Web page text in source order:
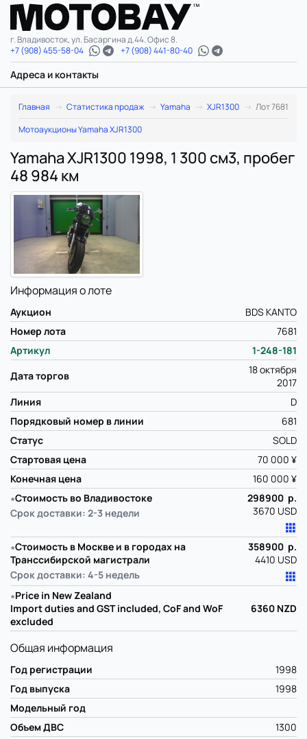
г. Владивосток, ул. Басаргина д.44. Офис 8.
+7 (908) 455-58-04
+7 (908) 441-80-40
Адреса и контакты
Главная Статистика продаж Yamaha XJR1300
Лот 7681
Мотоаукционы Yamaha XJR1300
Yamaha XJR1300 1998, 1 300 см3, пробег
48 984 км
Информация о лоте
Аукцион
BDS KANTO
Номер лота
7681
Артикул
1-248-181
Дата торгов
18 октября
2017
Линия
D
Порядковый номер в линии
681
Статус
SOLD
Стартовая цена
70 000 ¥
Конечная цена
160 000 ¥
∗Стоимость во Владивостоке
Срок доставки: 2-3 недели
298900 р.
3670 USD
∗Стоимость в Москве и в городах на
Транссибирской магистрали
Срок доставки: 4-5 недель
358900 р.
4410 USD
∗Price in New Zealand
Import duties and GST included, CoF and WoF
excluded
6360 NZD
Общая информация
Год регистрации
1998
Год выпуска
1998
Модельный год
Объем ДВС
1300